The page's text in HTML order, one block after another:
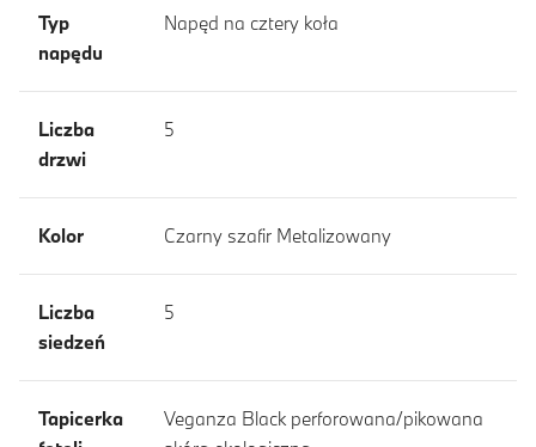
Typ
napędu
Napęd na cztery koła
Liczba
drzwi
5
Kolor Czarny szafir Metalizowany
Liczba
siedzeń
5
Tapicerka
Veganza Black perforowana/pikowana